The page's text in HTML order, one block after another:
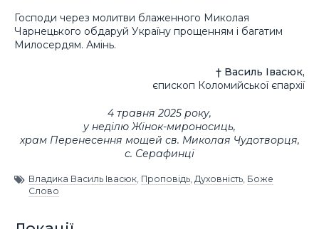
Господи через молитви блаженного Миколая
Чарнецького обдаруй Україну прощенням і багатим
Милосердям. Амінь.
† Василь Івасюк,
єпископ Коломийської єпархії
4 травня 2025 року,
у неділю Жінок-мироносиць,
храм Перенесення мощей св. Миколая Чудотворця,
с. Серафинці
Владика Василь Івасюк, Проповідь, Духовність, Боже
Слово